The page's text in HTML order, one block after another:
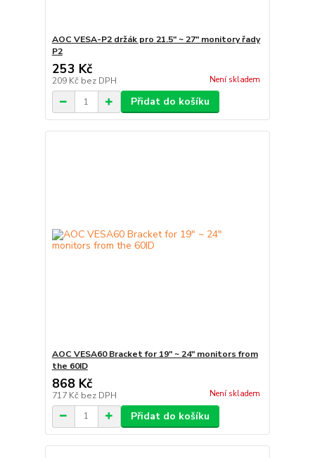
AOC VESA-P2 držák pro 21.5" ~ 27" monitory řady
P2
253 Kč
209 Kč bez DPH Není skladem
Přidat do košíku
AOC VESA60 Bracket for 19" ~ 24" monitors from
the 60ID
868 Kč
717 Kč bez DPH Není skladem
Přidat do košíku